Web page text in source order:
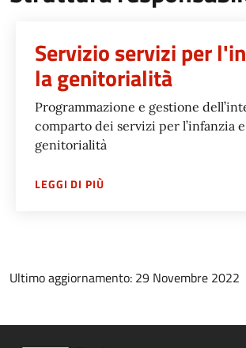
Servizio servizi per
la genitorialità
Programmazione e gestione
comparto dei servizi per l’infanzia
genitorialità
LEGGI DI PIÙSU
Ultimo aggiornamento: 29 Novembre 2022